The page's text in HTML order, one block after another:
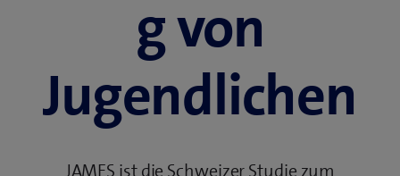
g von
Jugendlichen
JAMES ist die Schweizer Studie zum